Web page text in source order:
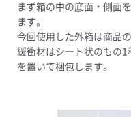
まず箱の中の底面・側面
ます。
今回使用した外箱は商品
緩衝材はシート状のもの
を置いて梱包します。